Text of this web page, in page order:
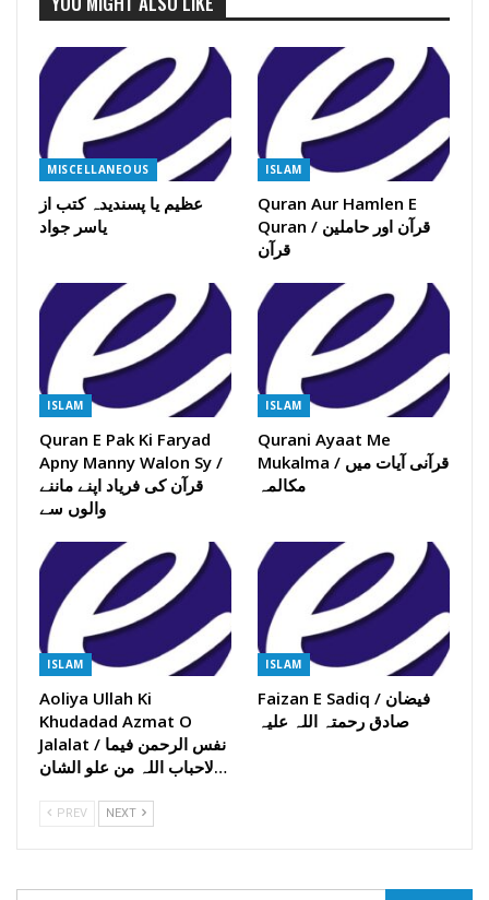
MISCELLANEOUS
عظیم یا پسندیدہ کتب از
یاسر جواد
ISLAM
Quran Aur Hamlen E
Quran / قرآن اور حاملین
قرآن
ISLAM
Quran E Pak Ki Faryad
Apny Manny Walon Sy /
قرآن کی فریاد اپنے ماننے
والوں سے
ISLAM
Qurani Ayaat Me
Mukalma / قرآنی آیات میں
مکالمہ
ISLAM
Aoliya Ullah Ki
Khudadad Azmat O
Jalalat / نفس الرحمن فیما
لاحباب اللہ من علو الشان…
ISLAM
Faizan E Sadiq / فیضان
صادق رحمتہ اللہ علیہ
PREV NEXT